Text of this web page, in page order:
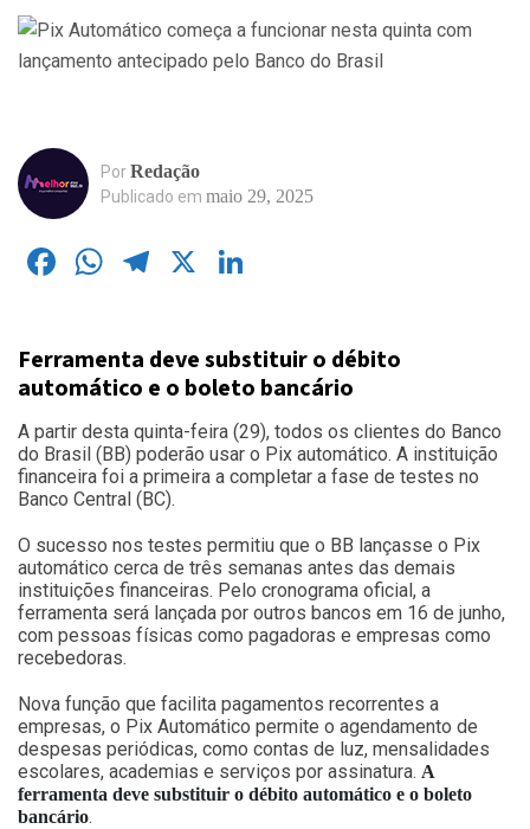
PorRedação
Publicado em maio 29, 2025
Facebook
WhatsApp
Telegram
X
Ferramenta deve substituir o débito
automático e o boleto bancário
A partir desta quinta-feira (29), todos os clientes do Banco
do Brasil (BB) poderão usar o Pix automático. A instituição
financeira foi a primeira a completar a fase de testes no
Banco Central (BC).
O sucesso nos testes permitiu que o BB lançasse o Pix
automático cerca de três semanas antes das demais
instituições financeiras. Pelo cronograma oficial, a
ferramenta será lançada por outros bancos em 16 de junho,
com pessoas físicas como pagadoras e empresas como
recebedoras.
Nova função que facilita pagamentos recorrentes a
empresas, o Pix Automático permite o agendamento de
despesas periódicas, como contas de luz, mensalidades
escolares, academias e serviços por assinatura. A
ferramenta deve substituir o débito automático e o boleto
bancário.